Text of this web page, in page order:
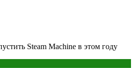
Steam Machine в этом году